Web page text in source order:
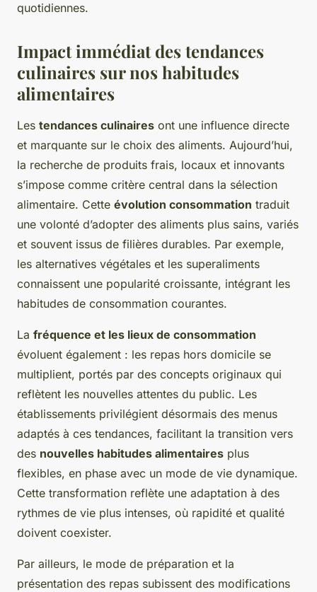
quotidiennes.
Impact immédiat des tendances
culinaires sur nos habitudes
alimentaires
Les tendances culinaires ont une influence directe
et marquante sur le choix des aliments. Aujourd’hui,
la recherche de produits frais, locaux et innovants
s’impose comme critère central dans la sélection
alimentaire. Cette évolution consommation traduit
une volonté d’adopter des aliments plus sains, variés
et souvent issus de filières durables. Par exemple,
les alternatives végétales et les superaliments
connaissent une popularité croissante, intégrant les
habitudes de consommation courantes.
La fréquence et les lieux de consommation
évoluent également : les repas hors domicile se
multiplient, portés par des concepts originaux qui
reflètent les nouvelles attentes du public. Les
établissements privilégient désormais des menus
adaptés à ces tendances, facilitant la transition vers
des nouvelles habitudes alimentaires plus
flexibles, en phase avec un mode de vie dynamique.
Cette transformation reflète une adaptation à des
rythmes de vie plus intenses, où rapidité et qualité
doivent coexister.
Par ailleurs, le mode de préparation et la
présentation des repas subissent des modifications